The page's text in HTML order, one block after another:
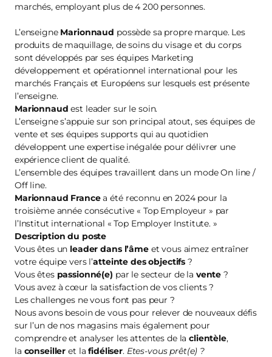
marchés, employant plus de 4 200 personnes.
L’enseigne Marionnaud possède sa propre marque. Les
produits de maquillage, de soins du visage et du corps
sont développés par ses équipes Marketing
développement et opérationnel international pour les
marchés Français et Européens sur lesquels est présente
l’enseigne.
Marionnaud est leader sur le soin.
L’enseigne s’appuie sur son principal atout, ses équipes de
vente et ses équipes supports qui au quotidien
développent une expertise inégalée pour délivrer une
expérience client de qualité.
L’ensemble des équipes travaillent dans un mode On line /
Off line.
Marionnaud Francea été reconnu en 2024 pour la
troisième année consécutive « Top Employeur » par
l’Institut international « Top Employer Institute. »
Description du poste
Vous êtes un leader dans l’âmeet vous aimez entraîner
votre équipe vers l’atteinte des objectifs ?
Vous êtes passionné(e) par le secteur de la vente?
Vous avez à cœur la satisfaction de vos clients ?
Les challenges ne vous font pas peur ?
Nous avons besoin de vous pour relever de nouveaux défis
sur l’un de nos magasins mais également pour
comprendre et analyser les attentes de laclientèle,
la conseilleret lafidéliser. Etes-vous prêt(e) ?